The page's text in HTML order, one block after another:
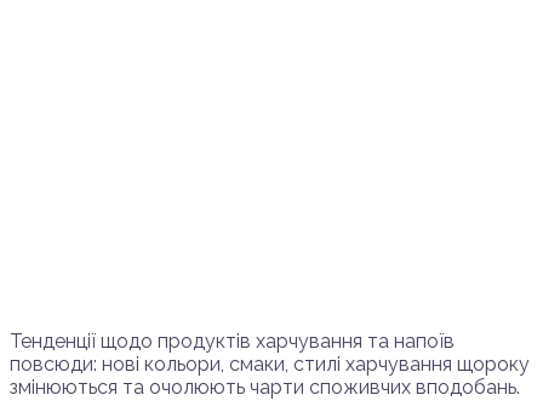
Тенденції щодо продуктів харчування та напоїв
повсюди: нові кольори, смаки, стилі харчування щороку
змінюються та очолюють чарти споживчих вподобань.